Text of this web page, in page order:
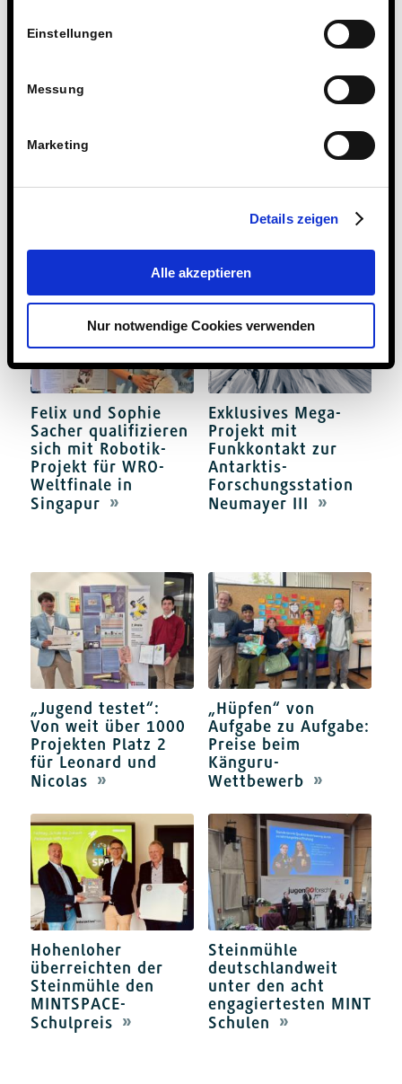
Einstellungen
Messung
Marketing
Details zeigen
Alle akzeptieren
Nur notwendige Cookies verwenden
So farbenfroh kann
Dritter Platz der
bei „Chemie – mach
Felix und Sophie
Sacher qualifizieren
sich mit Robotik-
Projekt für WRO-
Weltfinale in
Singapur
Exklusives Mega-
Projekt mit
Funkkontakt zur
Antarktis-
Forschungsstation
Neumayer III
„Jugend testet“:
Von weit über 1000
Projekten Platz 2
für Leonard und
Nicolas
„Hüpfen“ von
Aufgabe zu Aufgabe:
Preise beim
Känguru-
Wettbewerb
Hohenloher
überreichten der
Steinmühle den
MINTSPACE-
Schulpreis
Steinmühle
deutschlandweit
unter den acht
engagiertesten MINT-
Schulen